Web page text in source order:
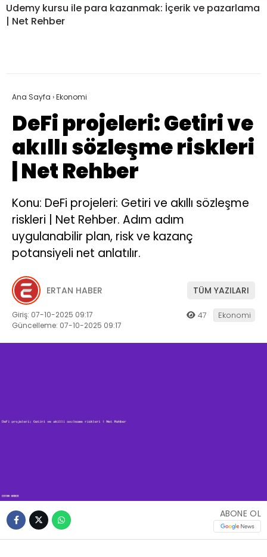
Udemy kursu ile para kazanmak: İçerik ve pazarlama
| Net Rehber
Ana Sayfa ›Ekonomi
DeFi projeleri: Getiri ve
akıllı sözleşme riskleri
| Net Rehber
Konu: DeFi projeleri: Getiri ve akıllı sözleşme
riskleri | Net Rehber. Adım adım
uygulanabilir plan, risk ve kazanç
potansiyeli net anlatılır.
ERTAN HABER TÜM YAZILARI
Giriş: 07-10-2025 09:17
Güncelleme: 07-10-2025 09:17
47 Ekonomi
ABONE OL